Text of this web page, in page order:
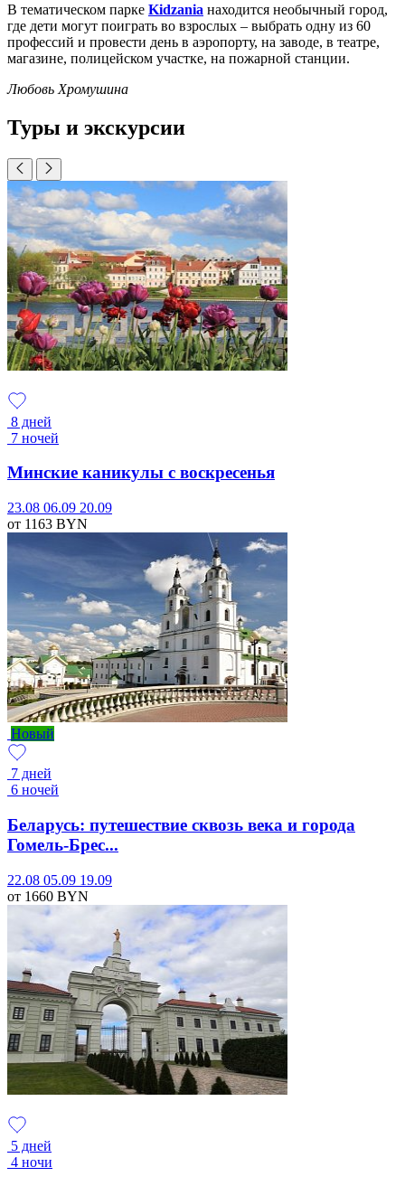
В тематическом парке Kidzania находится необычный город,
где дети могут поиграть во взрослых – выбрать одну из 60
профессий и провести день в аэропорту, на заводе, в театре,
магазине, полицейском участке, на пожарной станции.
Любовь Хромушина
Туры и экскурсии
8 дней
7 ночей
Минские каникулы с воскресенья
23.08 06.09 20.09
от 1163 BYN
Новый
7 дней
6 ночей
Беларусь: путешествие сквозь века и города
Гомель-Брес...
22.08 05.09 19.09
от 1660 BYN
5 дней
4 ночи